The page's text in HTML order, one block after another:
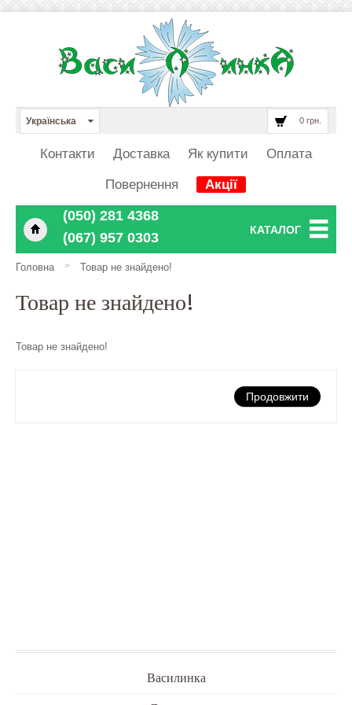
0 грн.
Українська
Контакти Доставка Як купити Оплата
Повернення Акції
‎‎‎‎‎(050) 281 4368
‎‎‎‎‎(067) 957 0303
КАТАЛОГ
Головна > Товар не знайдено!
Товар не знайдено!
Товар не знайдено!
Продовжити
Василинка